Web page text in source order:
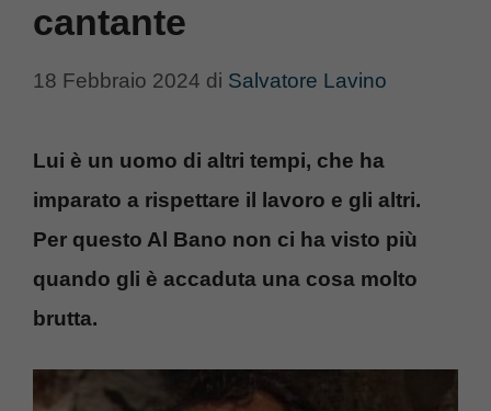
cantante
18 Febbraio 2024 di Salvatore Lavino
Lui è un uomo di altri tempi, che ha
imparato a rispettare il lavoro e gli altri.
Per questo Al Bano non ci ha visto più
quando gli è accaduta una cosa molto
brutta.